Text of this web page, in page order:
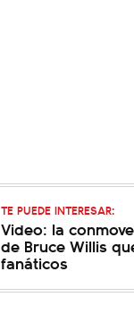
TE PUEDE INTERESAR:
Video: la
de Bruce Willis
fanáticos